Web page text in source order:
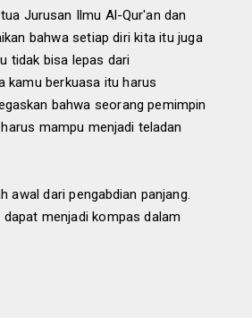
Jurusan Ilmu Al-Qur'an dan
bahwa setiap diri kita itu juga
tidak bisa lepas dari
kamu berkuasa itu harus
bahwa seorang pemimpin
mampu menjadi teladan
awal dari pengabdian panjang.
dapat menjadi kompas dalam